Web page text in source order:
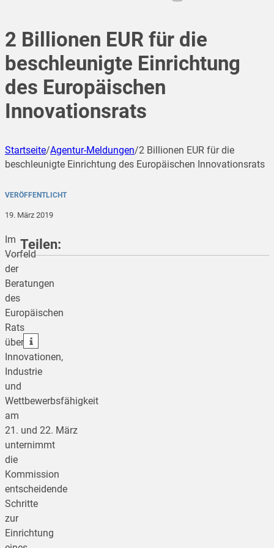
2 Billionen EUR für die
beschleunigte Einrichtung
des Europäischen
Innovationsrats
Startseite/Agentur-Meldungen/2 Billionen EUR für die
beschleunigte Einrichtung des Europäischen Innovationsrats
VERÖFFENTLICHT
19. März 2019
Im
Vorfeld
der
Beratungen
des
Europäischen
Rats
über
Innovationen,
Industrie
und
Wettbewerbsfähigkeit
am
21. und 22. März
unternimmt
die
Kommission
entscheidende
Schritte
zur
Einrichtung
Teilen:
teilen
teilen